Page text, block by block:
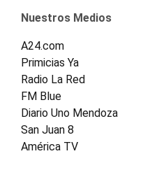
Nuestros Medios
A24.com
Primicias Ya
Radio La Red
FM Blue
Diario Uno Mendoza
San Juan 8
América TV